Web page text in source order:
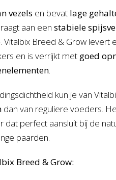
vezels en bevat lage
aan een stabiele
. Vitalbix Breed & Grow levert
en is verrijkt met goed
.
kun je van
dan van reguliere voeders.
dat perfect aansluit bij de
paarden.
Breed & Grow: